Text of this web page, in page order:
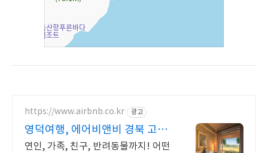
https://www.airbnb.co.kr 광고
영덕여행, 에어비앤비 경북 고택
스테이
연인, 가족, 친구, 반려동물까지! 어떤